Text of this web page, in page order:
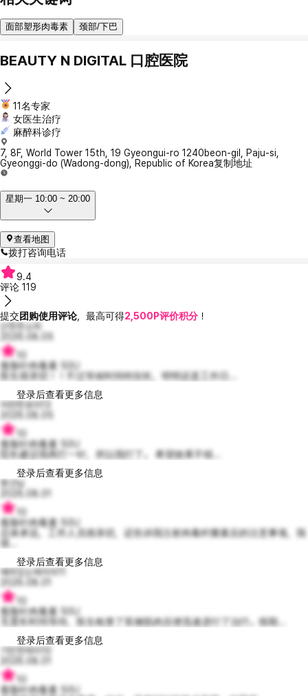
面部塑形肉毒素 颈部/下巴
BEAUTY N DIGITAL 口腔医院
11名专家
女医生治疗
麻醉科诊疗
7, 8F, World Tower 15th, 19 Gyeongui-ro 1240beon-gil, Paju-si,
Gyeonggi-do (Wadong-dong), Republic of Korea复制地址
星期一 10:00 ~ 20:00
查看地图
拨打咨询电话
9.4
评论 119
提交团购使用评论 ，最高可得2,500P评价积分 ！
산뜻한소피
2026.08.05
瘦脸针肉毒素 50U
医生很亲切！！不过等候时间特别长，明明还是工作日...
登录后查看更多信息
아련한로라13
2026.08.05
瘦脸针肉毒素 50U
院长建议我再打一针，所以我打了。 希望效果不错...
登录后查看更多信息
명선님
2026.08.01
瘦脸针肉毒素 50U
总体来说，工作人员很亲切，还告诉我注射肉毒杆菌素后的注意事项，我
登录后查看更多信息
예의있는제이미11
2026.08.01
瘦脸针肉毒素 50U
无需长时间等待，医生检查了双侧肌肉后便迅速进行了治疗。很期...
登录后查看更多信息
기민한레이10
2026.08.01
瘦脸针肉毒素 50U